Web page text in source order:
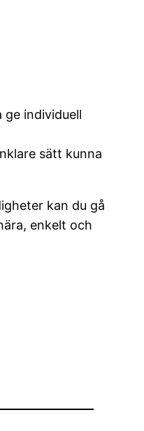
individuell
sätt kunna
kan du gå
enkelt och